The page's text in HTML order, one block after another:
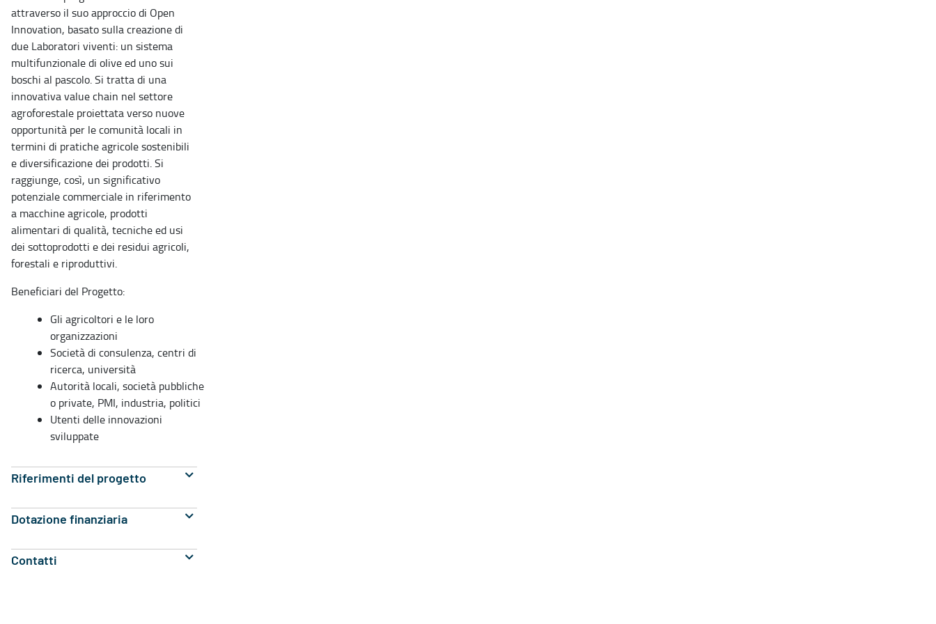
attraverso il suo approccio di Open
Innovation, basato sulla creazione di
due Laboratori viventi: un sistema
multifunzionale di olive ed uno sui
boschi al pascolo. Si tratta di una
innovativa value chain nel settore
agroforestale proiettata verso nuove
opportunità per le comunità locali in
termini di pratiche agricole sostenibili
e diversificazione dei prodotti. Si
raggiunge, così, un significativo
potenziale commerciale in riferimento
a macchine agricole, prodotti
alimentari di qualità, tecniche ed usi
dei sottoprodotti e dei residui agricoli,
forestali e riproduttivi.
Beneficiari del Progetto:
Gli agricoltori e le loro
organizzazioni
Società di consulenza, centri di
ricerca, università
Autorità locali, società pubbliche
o private, PMI, industria, politici
Utenti delle innovazioni
sviluppate
Riferimenti del progetto
Dotazione finanziaria
Contatti